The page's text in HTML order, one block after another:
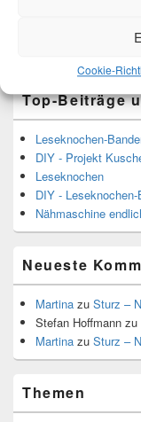
Cookie-
Top-Beiträge
Leseknochen-
DIY - Projekt
Leseknochen
DIY -
Nähmaschine
Neueste
Martina zu Sturz –
Stefan Hoffmann zu
Martina zu Sturz –
Themen